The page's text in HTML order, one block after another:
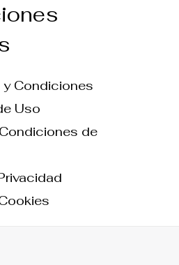
Condiciones
Uso
de